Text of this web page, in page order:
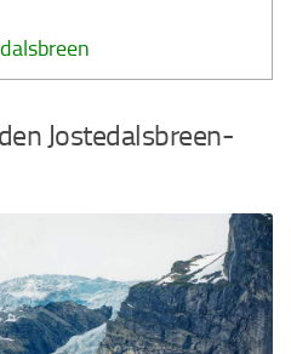
Jostedalsbreen-